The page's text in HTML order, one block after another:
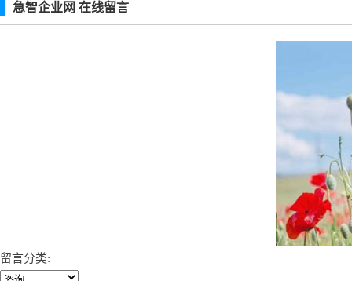
急智企业网 在线留言
留言分类: